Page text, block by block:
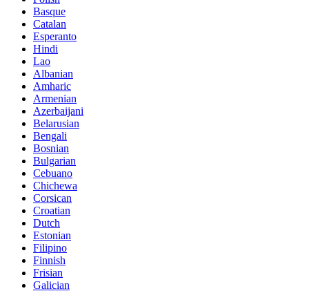
Basque
Catalan
Esperanto
Hindi
Lao
Albanian
Amharic
Armenian
Azerbaijani
Belarusian
Bengali
Bosnian
Bulgarian
Cebuano
Chichewa
Corsican
Croatian
Dutch
Estonian
Filipino
Finnish
Frisian
Galician